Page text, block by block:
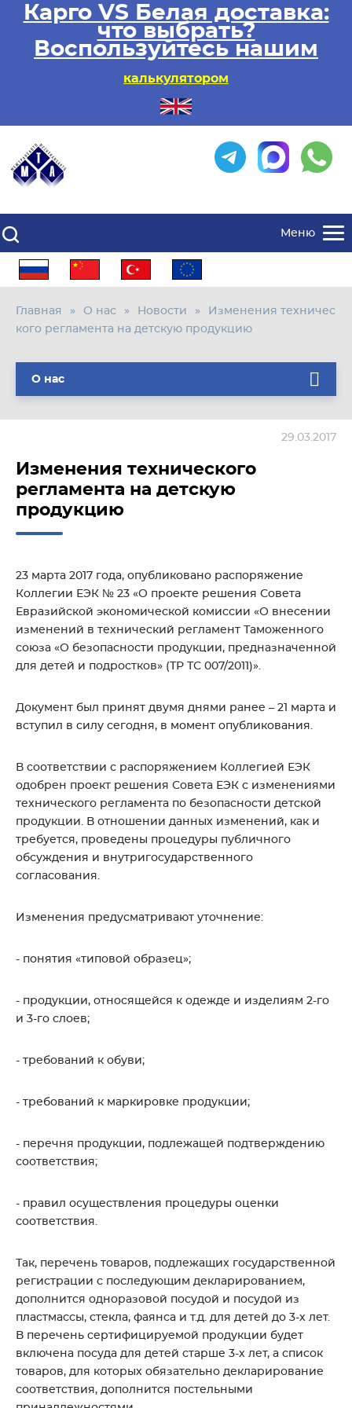
Карго VS Белая доставка:
что выбрать?
Воспользуйтесь нашим
калькулятором
Меню
Главная О нас Новости
Изменения техничес
кого регламента на детскую продукцию
О нас
Изменения технического
регламента на детскую
продукцию
29.03.2017
23 марта 2017 года, опубликовано распоряжение
Коллегии ЕЭК № 23 «О проекте решения Совета
Евразийской экономической комиссии «О внесении
изменений в технический регламент Таможенного
союза «О безопасности продукции, предназначенной
для детей и подростков» (ТР ТС 007/2011)».
Документ был принят двумя днями ранее – 21 марта и
вступил в силу сегодня, в момент опубликования.
В соответствии с распоряжением Коллегией ЕЭК
одобрен проект решения Совета ЕЭК с изменениями
технического регламента по безопасности детской
продукции. В отношении данных изменений, как и
требуется, проведены процедуры публичного
обсуждения и внутригосударственного
согласования.
Изменения предусматривают уточнение:
- понятия «типовой образец»;
- продукции, относящейся к одежде и изделиям 2-го
и 3-го слоев;
- требований к обуви;
- требований к маркировке продукции;
- перечня продукции, подлежащей подтверждению
соответствия;
- правил осуществления процедуры оценки
соответствия.
Так, перечень товаров, подлежащих государственной
регистрации с последующим декларированием,
дополнится одноразовой посудой и посудой из
пластмассы, стекла, фаянса и т.д. для детей до 3-х лет.
В перечень сертифицируемой продукции будет
включена посуда для детей старше 3-х лет, а список
товаров, для которых обязательно декларирование
соответствия, дополнится постельными